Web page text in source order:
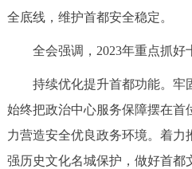
全底线，维护首都安全稳定。
全会强调，2023年重点抓好
持续优化提升首都功能。牢
始终把政治中心服务保障摆在首
力营造安全优良政务环境。着力
强历史文化名城保护，做好首都